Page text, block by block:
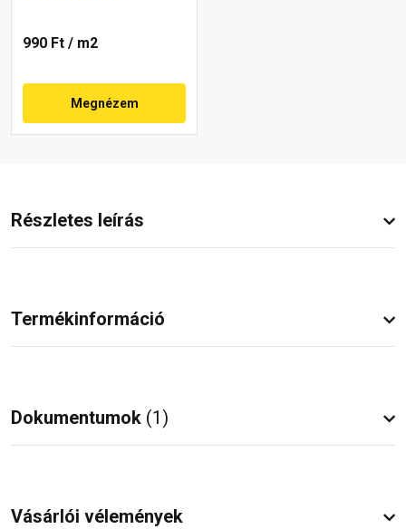
990 Ft / m2
Megnézem
Részletes leírás
Termékinformáció
Dokumentumok (1)
Vásárlói vélemények